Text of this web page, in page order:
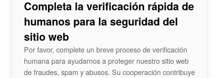
Completa la verificación rápida de
humanos para la seguridad del
sitio web
Por favor, complete un breve proceso de verificación
humana para ayudarnos a proteger nuestro sitio web
de fraudes, spam y abusos. Su cooperación contribuye